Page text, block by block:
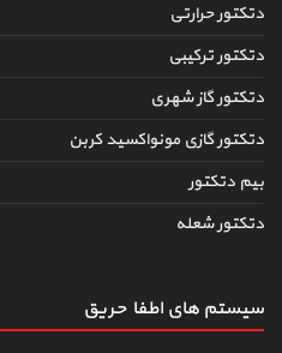
دتکتور حرارتی
دتکتور ترکیبی
دتکتور گاز شهری
دتکتور گازی مونواکسید کربن
بیم دتکتور
دتکتور شعله
سیستم های اطفاءحریق